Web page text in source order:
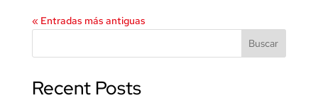
« Entradas más antiguas
Buscar
Recent Posts